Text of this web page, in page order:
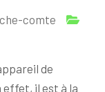
comte
de
effet, il est à la